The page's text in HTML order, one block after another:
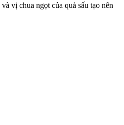
vị chua ngọt của quả sấu tạo nên